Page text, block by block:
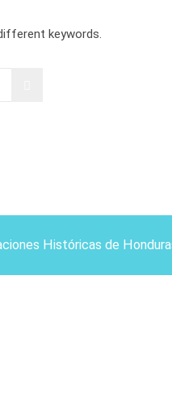
keywords.
Históricas de